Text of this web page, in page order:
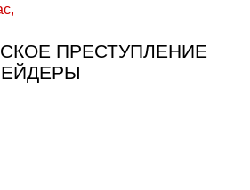
ПРЕСТУПЛЕНИЕ